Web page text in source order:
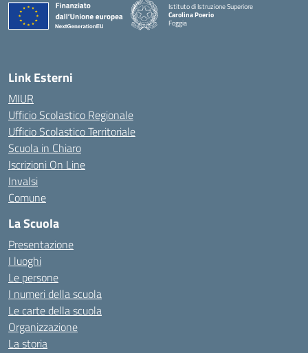
Istituto di Istruzione Superiore
Carolina Poerio
Foggia
— Visita la pagina iniziale della scuola
Link Esterni
MIUR
Ufficio Scolastico Regionale
Ufficio Scolastico Territoriale
Scuola in Chiaro
Iscrizioni On Line
Invalsi
Comune
La Scuola
Presentazione
I luoghi
Le persone
I numeri della scuola
Le carte della scuola
Organizzazione
La storia